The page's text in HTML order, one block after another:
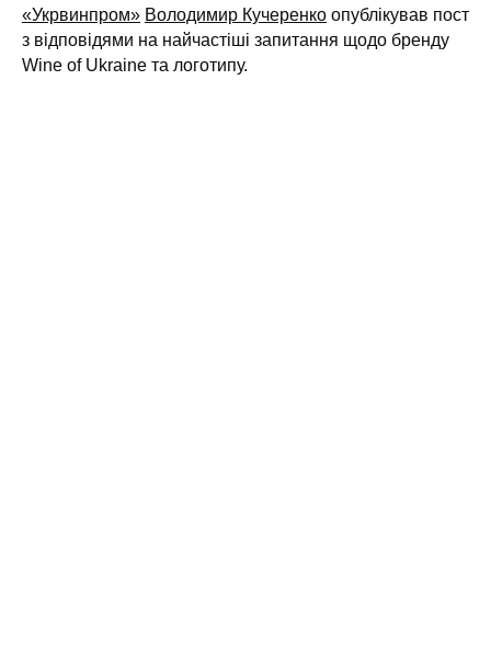
«Укрвинпром» Володимир Кучеренко опублікував пост
з відповідями на найчастіші запитання щодо бренду
Wine of Ukraine та логотипу.